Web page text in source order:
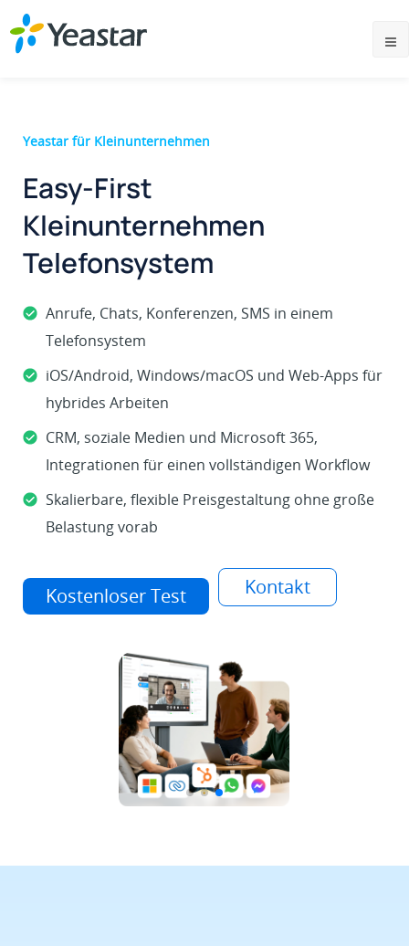
Yeastar für Kleinunternehmen
Easy-First
Kleinunternehmen
Telefonsystem
Anrufe, Chats, Konferenzen, SMS in einem
Telefonsystem
iOS/Android, Windows/macOS und Web-Apps für
hybrides Arbeiten
CRM, soziale Medien und Microsoft 365,
Integrationen für einen vollständigen Workflow
Skalierbare, flexible Preisgestaltung ohne große
Belastung vorab
Kostenloser Test Kontakt